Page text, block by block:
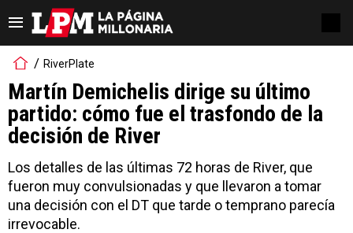
RiverPlate
Martín Demichelis dirige su último
partido: cómo fue el trasfondo de la
decisión de River
Los detalles de las últimas 72 horas de River, que
fueron muy convulsionadas y que llevaron a tomar
una decisión con el DT que tarde o temprano parecía
irrevocable.